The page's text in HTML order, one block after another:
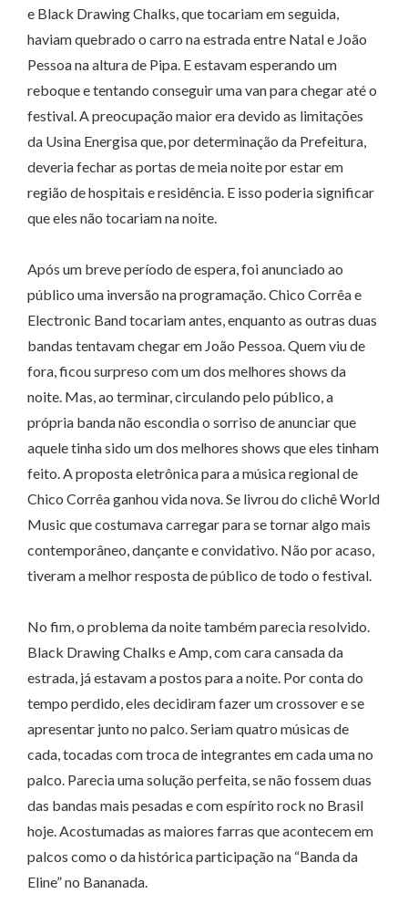
e Black Drawing Chalks, que tocariam em seguida,
haviam quebrado o carro na estrada entre Natal e João
Pessoa na altura de Pipa. E estavam esperando um
reboque e tentando conseguir uma van para chegar até o
festival. A preocupação maior era devido as limitações
da Usina Energisa que, por determinação da Prefeitura,
deveria fechar as portas de meia noite por estar em
região de hospitais e residência. E isso poderia significar
que eles não tocariam na noite.
Após um breve período de espera, foi anunciado ao
público uma inversão na programação. Chico Corrêa e
Electronic Band tocariam antes, enquanto as outras duas
bandas tentavam chegar em João Pessoa. Quem viu de
fora, ficou surpreso com um dos melhores shows da
noite. Mas, ao terminar, circulando pelo público, a
própria banda não escondia o sorriso de anunciar que
aquele tinha sido um dos melhores shows que eles tinham
feito. A proposta eletrônica para a música regional de
Chico Corrêa ganhou vida nova. Se livrou do clichê World
Music que costumava carregar para se tornar algo mais
contemporâneo, dançante e convidativo. Não por acaso,
tiveram a melhor resposta de público de todo o festival.
No fim, o problema da noite também parecia resolvido.
Black Drawing Chalks e Amp, com cara cansada da
estrada, já estavam a postos para a noite. Por conta do
tempo perdido, eles decidiram fazer um crossover e se
apresentar junto no palco. Seriam quatro músicas de
cada, tocadas com troca de integrantes em cada uma no
palco. Parecia uma solução perfeita, se não fossem duas
das bandas mais pesadas e com espírito rock no Brasil
hoje. Acostumadas as maiores farras que acontecem em
palcos como o da histórica participação na “Banda da
Eline” no Bananada.